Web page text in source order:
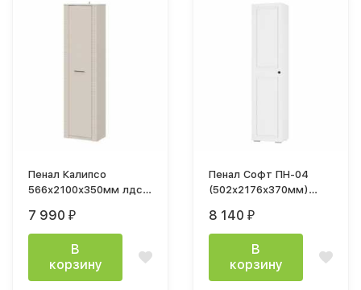
Пенал Калипсо
566х2100х350мм лдсп
7 990 ₽
В
корзину
Пенал Софт ПН-04
(502х2176х370мм)
F26
8 140 ₽
В
корзину